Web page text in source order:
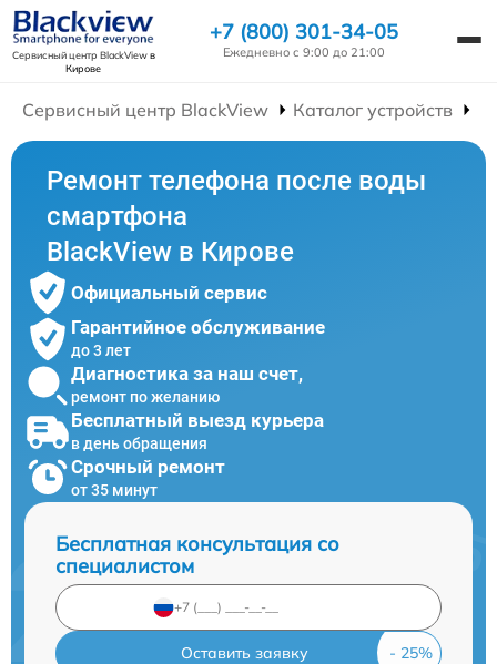
Сервисный центр BlackViewв
Кирове
+7 (800) 301-34-05
Ежедневно с 9:00 до 21:00
Сервисный центр BlackView Каталог устройств
Ремонт телефона после воды
смартфона
BlackView в Кирове
Официальный сервис
Гарантийное обслуживание
до 3 лет
Диагностика за наш счет,
ремонт по желанию
Бесплатный выезд курьера
в день обращения
Срочный ремонт
от 35 минут
Бесплатная консультация со
специалистом
Оставить заявку